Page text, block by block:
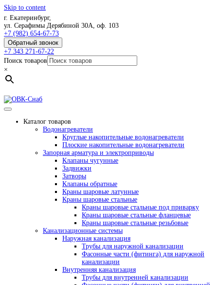
Skip to content
г. Екатеринбург,
ул. Серафимы Дерябиной 30А, оф. 103
+7 (982) 654-67-73
Обратный звонок
+7 343 271-67-22
Поиск товаров
×
Каталог товаров
Водонагреватели
Круглые накопительные водонагреватели
Плоские накопительные водонагреватели
Запорная арматура и электроприводы
Клапаны чугунные
Задвижки
Затворы
Клапаны обратные
Краны шаровые латунные
Краны шаровые стальные
Краны шаровые стальные под приварку
Краны шаровые стальные фланцевые
Краны шаровые стальные резьбовые
Канализационные системы
Наружная канализация
Трубы для наружной канализации
Фасонные части (фитинга) для наружной
канализации
Внутренняя канализация
Трубы для внутренней канализации